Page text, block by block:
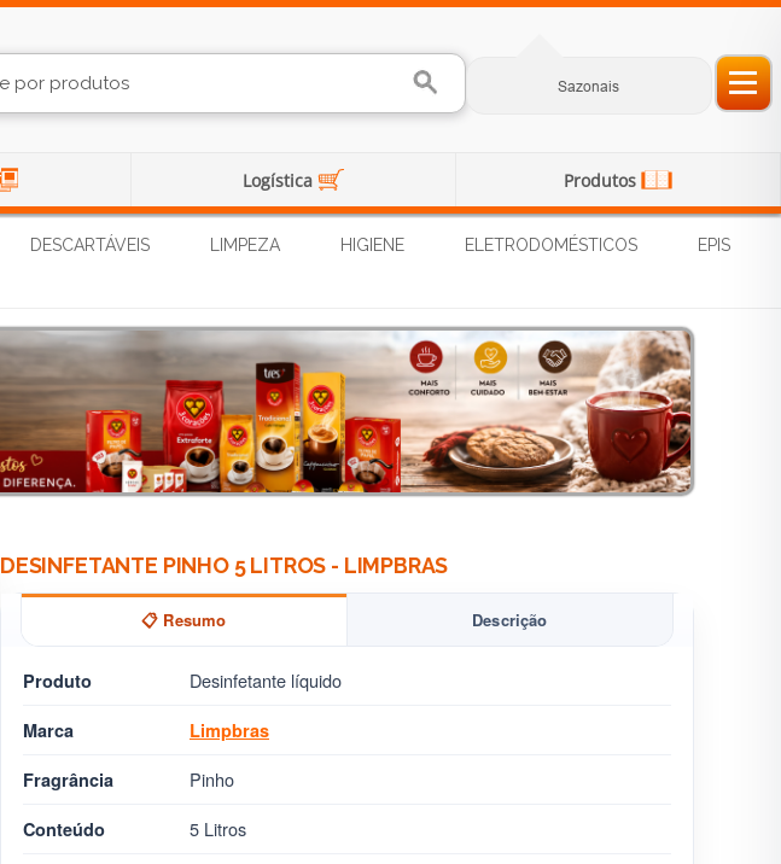
Sazonais
Logística Produtos
DESCARTÁVEIS LIMPEZA HIGIENE ELETRODOMÉSTICOS
EPIS
DESINFETANTE PINHO 5 LITROS - LIMPBRAS
📋 Resumo Descrição
Produto Desinfetante líquido
Marca Limpbras
Fragrância Pinho
Conteúdo 5 Litros